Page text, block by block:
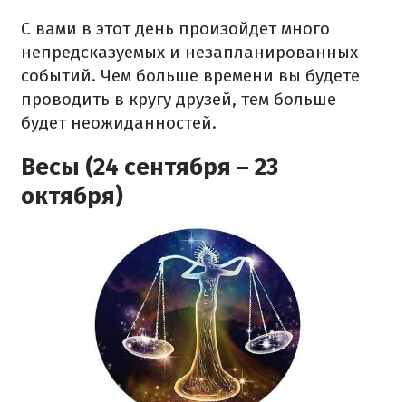
С вами в этот день произойдет много
непредсказуемых и незапланированных
событий. Чем больше времени вы будете
проводить в кругу друзей, тем больше
будет неожиданностей.
Весы (24 сентября – 23
октября)